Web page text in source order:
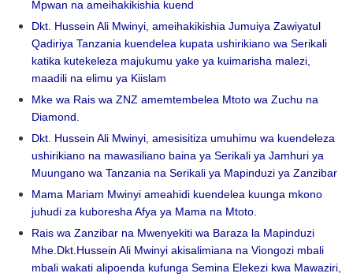
Mpwan na ameihakikishia kuend
Dkt. Hussein Ali Mwinyi, ameihakikishia Jumuiya Zawiyatul
Qadiriya Tanzania kuendelea kupata ushirikiano wa Serikali
katika kutekeleza majukumu yake ya kuimarisha malezi,
maadili na elimu ya Kiislam
Mke wa Rais wa ZNZ amemtembelea Mtoto wa Zuchu na
Diamond.
Dkt. Hussein Ali Mwinyi, amesisitiza umuhimu wa kuendeleza
ushirikiano na mawasiliano baina ya Serikali ya Jamhuri ya
Muungano wa Tanzania na Serikali ya Mapinduzi ya Zanzibar
Mama Mariam Mwinyi ameahidi kuendelea kuunga mkono
juhudi za kuboresha Afya ya Mama na Mtoto.
Rais wa Zanzibar na Mwenyekiti wa Baraza la Mapinduzi
Mhe.Dkt.Hussein Ali Mwinyi akisalimiana na Viongozi mbali
mbali wakati alipoenda kufunga Semina Elekezi kwa Mawaziri,